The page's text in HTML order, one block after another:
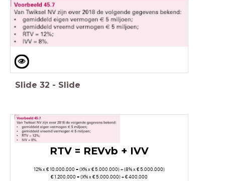
Slide 32 - Slide
RTV = REVvb + IVV
12% x € 10.000.000 = (X% x € 5.000.000) + (8% x € 5.000.000)
€ 1.200.000 = (X% x € 5.000.000) + € 400.000